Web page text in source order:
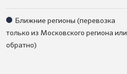
Ближние регионы (перевозка
только из Московского региона или
обратно)